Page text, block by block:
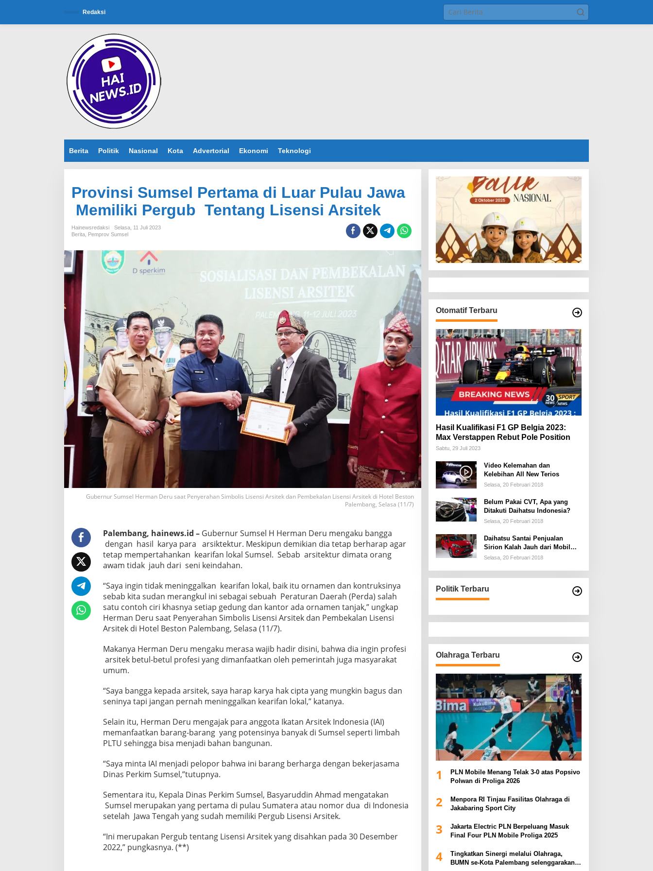
Redaksi
Berita Politik Nasional Kota Advertorial Ekonomi Teknologi
Provinsi Sumsel Pertama di Luar Pulau Jawa
Memiliki Pergub Tentang Lisensi Arsitek
Hainewsredaksi
Selasa, 11 Juli 2023
Berita Pemprov Sumsel
Gubernur Sumsel Herman Deru saat Penyerahan Simbolis Lisensi Arsitek dan Pembekalan Lisensi Arsitek di Hotel Beston
Palembang, Selasa (11/7)
Palembang, hainews.id – Gubernur Sumsel H Herman Deru mengaku bangga
dengan hasil karya para arsiktektur. Meskipun demikian dia tetap berharap agar
tetap mempertahankan kearifan lokal Sumsel. Sebab arsitektur dimata orang
awam tidak jauh dari seni keindahan.
“Saya ingin tidak meninggalkan kearifan lokal, baik itu ornamen dan kontruksinya
sebab kita sudan merangkul ini sebagai sebuah Peraturan Daerah (Perda) salah
satu contoh ciri khasnya setiap gedung dan kantor ada ornamen tanjak,” ungkap
Herman Deru saat Penyerahan Simbolis Lisensi Arsitek dan Pembekalan Lisensi
Arsitek di Hotel Beston Palembang, Selasa (11/7).
Makanya Herman Deru mengaku merasa wajib hadir disini, bahwa dia ingin profesi
arsitek betul-betul profesi yang dimanfaatkan oleh pemerintah juga masyarakat
umum.
“Saya bangga kepada arsitek, saya harap karya hak cipta yang mungkin bagus dan
seninya tapi jangan pernah meninggalkan kearifan lokal,” katanya.
Selain itu, Herman Deru mengajak para anggota Ikatan Arsitek Indonesia (IAI)
memanfaatkan barang-barang yang potensinya banyak di Sumsel seperti limbah
PLTU sehingga bisa menjadi bahan bangunan.
“Saya minta IAI menjadi pelopor bahwa ini barang berharga dengan bekerjasama
Dinas Perkim Sumsel,”tutupnya.
Sementara itu, Kepala Dinas Perkim Sumsel, Basyaruddin Ahmad mengatakan
Sumsel merupakan yang pertama di pulau Sumatera atau nomor dua di Indonesia
setelah Jawa Tengah yang sudah memiliki Pergub Lisensi Arsitek.
“Ini merupakan Pergub tentang Lisensi Arsitek yang disahkan pada 30 Desember
2022,” pungkasnya. (**)
Otomatif Terbaru
Hasil Kualifikasi F1 GP Belgia 2023:
Max Verstappen Rebut Pole Position
Sabtu, 29 Juli 2023
Video Kelemahan dan
Kelebihan All New Terios
Selasa, 20 Februari 2018
Belum Pakai CVT, Apa yang
Ditakuti Daihatsu Indonesia?
Selasa, 20 Februari 2018
Daihatsu Santai Penjualan
Sirion Kalah Jauh dari Mobil
LCGC
Selasa, 20 Februari 2018
Politik Terbaru
Olahraga Terbaru
1
PLN Mobile Menang Telak 3-0 atas Popsivo
Polwan di Proliga 2026
2
Menpora RI Tinjau Fasilitas Olahraga di
Jakabaring Sport City
3
Jakarta Electric PLN Berpeluang Masuk
Final Four PLN Mobile Proliga 2025
4
Tingkatkan Sinergi melalui Olahraga,
BUMN se-Kota Palembang selenggarakan